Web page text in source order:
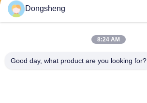
Dongsheng
8:24 AM
Good day, what product are you looking for?